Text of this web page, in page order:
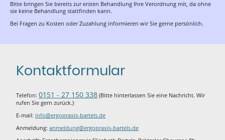
Bitte bringen Sie bereits zur ersten Behandlung Ihre Verordnung mit, da ohne
sie keine Behandlung stattfinden kann.
Bei Fragen zu Kosten oder Zuzahlung informieren wir Sie gerne persönlich.
Kontaktformular
Telefon: 0151 - 27 150 338 (Bitte hinterlassen Sie eine Nachricht. Wir
rufen Sie gern zurück.)
E-mail: info@ergopraxis-bartels.de
Anmeldung: anmeldung@ergopraxis-bartels.de